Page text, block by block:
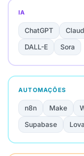
IA
ChatGPT
DALL-E
Sora
AUTOMAÇÕES
n8n Make
Supabase